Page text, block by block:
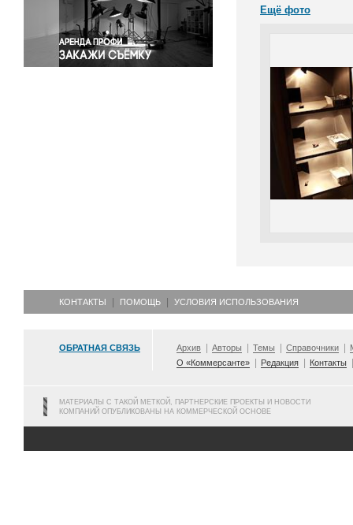
Экология
Экономика и бизнес
Ещё фото
КОНТАКТЫ ПОМОЩЬ УСЛОВИЯ ИСПОЛЬЗОВАНИЯ
ОБРАТНАЯ СВЯЗЬ Архив Авторы Темы Справочники
О «Коммерсанте»
Редакция Контакты
МАТЕРИАЛЫ С ТАКОЙ МЕТКОЙ, ПАРТНЕРСКИЕ ПРОЕКТЫ И НОВОСТИ
КОМПАНИЙ ОПУБЛИКОВАНЫ НА КОММЕРЧЕСКОЙ ОСНОВЕ